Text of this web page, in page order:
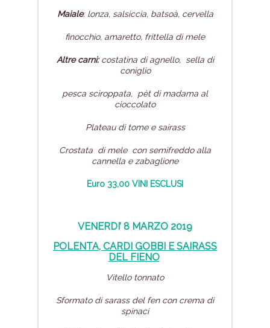
Maiale: lonza, salsiccia, batsoà, cervella
finocchio, amaretto, frittella di mele
Altre carni:costatina di agnello, sella di
coniglio
pesca sciroppata, pèt di madama al
cioccolato
Plateau di tome e sairass
Crostata di mele con semifreddo alla
cannella e zabaglione
Euro 33,00 VINI ESCLUSI
VENERDI’ 8 MARZO 2019
POLENTA, CARDI GOBBI E SAIRASS
DEL FIENO
Vitello tonnato
Sformato di sarass del fen con crema di
spinaci